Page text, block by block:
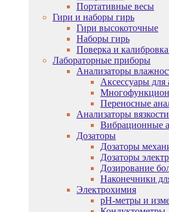
Портативные весы
Гири и наборы гирь
Гири высокоточные
Наборы гирь
Поверка и
Лабораторные приборы
Анализаторы
Аксессуары для
Переносные
Анализаторы вязкости
Вибрационные
Дозаторы
Дозаторы
Дозаторы
Дозирование
Наконечники
Электрохимия
pH-метры и